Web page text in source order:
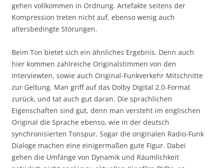
gehen vollkommen in Ordnung. Artefakte seitens der
Kompression treten nicht auf, ebenso wenig auch
altersbedingte Störungen.
Beim Ton bietet sich ein ähnliches Ergebnis. Denn auch
hier kommen zahlreiche Originalstimmen von den
Interviewten, sowie auch Original-Funkverkehr Mitschnitte
zur Geltung. Man griff auf das Dolby Digital 2.0-Format
zurück, und tat auch gut daran. Die sprachlichen
Eigenschaften sind gut, denn man versteht im englischen
Original die Sprache ebenso, wie in der deutsch
synchronisierten Tonspur. Sogar die originalen Radio-Funk
Dialoge machen eine einigermaßen gute Figur. Dabei
gehen die Umfänge von Dynamik und Räumlichkeit